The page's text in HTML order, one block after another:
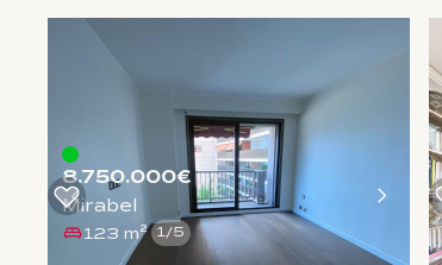
8.750.000€
Mirabel
123 m² 1/5